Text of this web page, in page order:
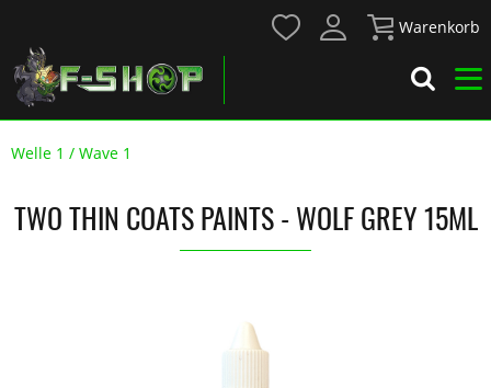
Warenkorb
Welle 1 / Wave 1
TWO THIN COATS PAINTS - WOLF GREY 15ML